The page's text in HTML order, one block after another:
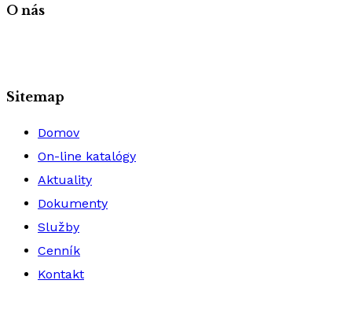
O nás
Sitemap
Domov
On-line katalógy
Aktuality
Dokumenty
Služby
Cenník
Kontakt